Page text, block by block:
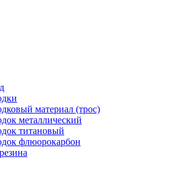
материал (трос)
металлический
титановый
флюорокарбон